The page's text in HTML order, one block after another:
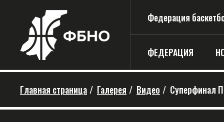
Федерация
ФЕДЕРАЦИЯ
Главная страница / Галерея / Видео / Суперфинал